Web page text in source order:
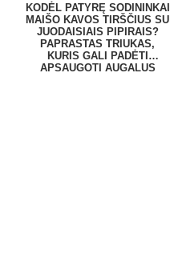
KODĖL PATYRĘ SODININKAI
MAIŠO KAVOS TIRŠČIUS SU
JUODAISIAIS PIPIRAIS?
PAPRASTAS TRIUKAS,
KURIS GALI PADĖTI
APSAUGOTI AUGALUS